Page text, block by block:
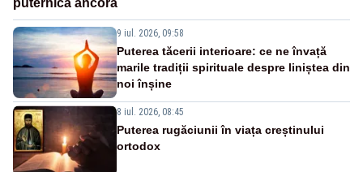
9 iul. 2026, 09:58
Puterea tăcerii interioare: ce ne învață
marile tradiții spirituale despre liniștea din
noi înșine
8 iul. 2026, 08:45
Puterea rugăciunii în viața creștinului
ortodox